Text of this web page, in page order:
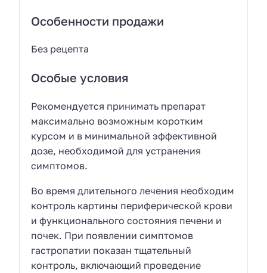
Особенности продажи
Без рецепта
Особые условия
Рекомендуется принимать препарат
максимально возможным коротким
курсом и в минимальной эффективной
дозе, необходимой для устранения
симптомов.
Во время длительного лечения необходим
контроль картины периферической крови
и функционального состояния печени и
почек. При появлении симптомов
гастропатии показан тщательный
контроль, включающий проведение